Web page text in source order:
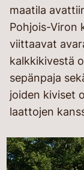
maatila
Pohjois-Viron
viittaavat
kalkkikivestä
sepänpaja
joiden kiviset
laattojen